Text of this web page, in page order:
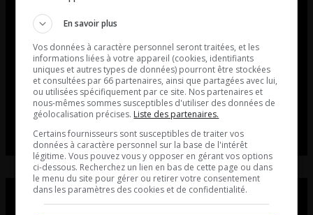
En savoir plus
Vos données à caractère personnel seront traitées, et les
informations liées à votre appareil (cookies, identifiants
uniques et autres types de données) pourront être stockées
et consultées par 66 partenaires, ainsi que partagées avec lui,
ou utilisées spécifiquement par ce site. Nos partenaires et
nous-mêmes sommes susceptibles d'utiliser des données de
géolocalisation précises. Liste des partenaires.
Certains fournisseurs sont susceptibles de traiter vos
données à caractère personnel sur la base de l'intérêt
légitime. Vous pouvez vous y opposer en gérant vos options
ci-dessous. Recherchez un lien en bas de cette page ou dans
le menu du site pour gérer ou retirer votre consentement
dans les paramètres des cookies et de confidentialité.